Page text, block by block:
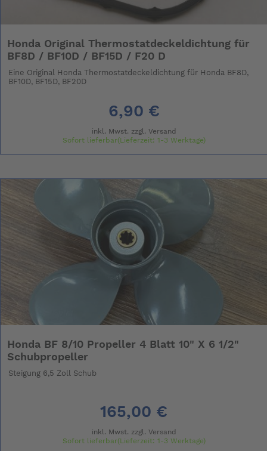
Honda Original Thermostatdeckeldichtung für
BF8D / BF10D / BF15D / F20 D
Eine Original Honda Thermostatdeckeldichtung für Honda BF8D,
BF10D, BF15D, BF20D
6,90 €
inkl. Mwst. zzgl. Versand
Sofort lieferbar(Lieferzeit: 1-3 Werktage)
Honda BF 8/10 Propeller 4 Blatt 10" X 6 1/2"
Schubpropeller
Steigung 6,5 Zoll Schub
165,00 €
inkl. Mwst. zzgl. Versand
Sofort lieferbar(Lieferzeit: 1-3 Werktage)